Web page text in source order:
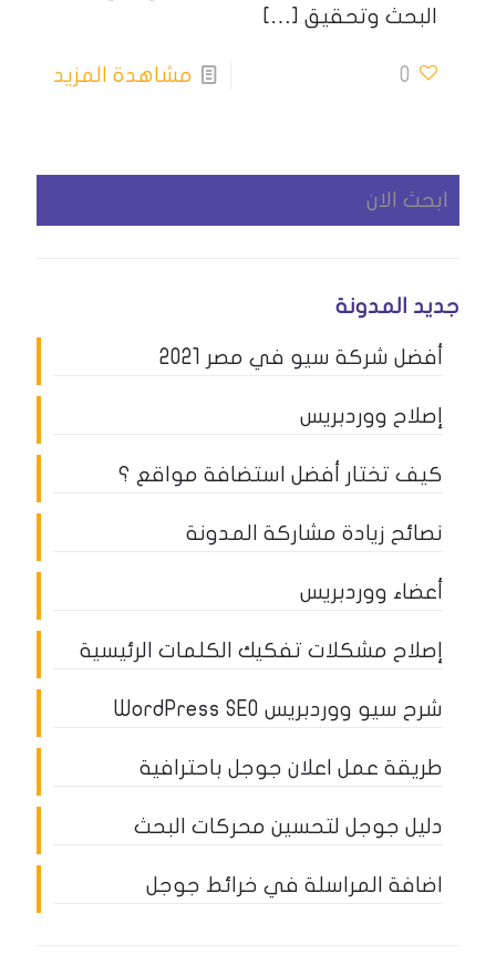
البحث وتحقيق […]
0 مشاهدة المزيد
جديد المدونة
أفضل شركة سيو في مصر 2021
إصلاح ووردبريس
كيف تختار أفضل استضافة مواقع ؟
نصائح زيادة مشاركة المدونة
أعضاء ووردبريس
إصلاح مشكلات تفكيك الكلمات الرئيسية
شرح سيو ووردبريس WordPress SEO
طريقة عمل اعلان جوجل باحترافية
دليل جوجل لتحسين محركات البحث
اضافة المراسلة في خرائط جوجل